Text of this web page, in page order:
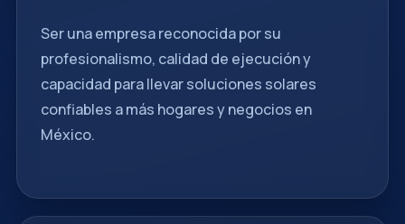
Ser una empresa reconocida por su
profesionalismo, calidad de ejecución y
capacidad para llevar soluciones solares
confiables a más hogares y negocios en
México.